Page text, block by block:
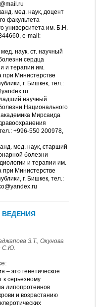
мед. наук, доцент
факультета
университета им. Б.Н.
e-mail:
наук, ст. научный
сердца
и терапии им.
Министерстве
г. Бишкек, тел.:
научный
Национального
Мирсаида
+996-550 200978,
мед. наук, старший
болезни
и терапии им.
Министерстве
г. Бишкек, тел.:
З.Т., Окунова
С.Ю.
– это генетическое
к серьезному
липопротеинов
и возрастанию